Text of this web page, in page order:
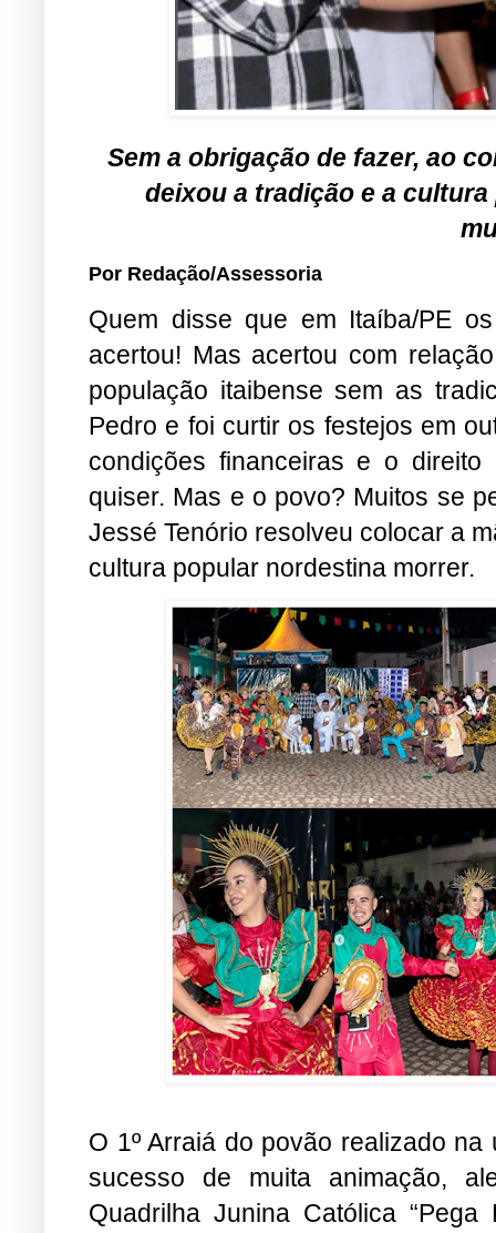
Sem a obrigação de fazer, ao
deixou a tradição e a
Por Redação/Assessoria
Quem disse que em Itaíba/PE
acertou! Mas acertou com
população itaibense sem as
Pedro e foi curtir os festejos em
condições financeiras e o
quiser. Mas e o povo? Muitos se
Jessé Tenório resolveu colocar a
cultura popular nordestina morrer.
O 1º Arraiá do povão realizado
sucesso de muita animação,
Quadrilha Junina Católica